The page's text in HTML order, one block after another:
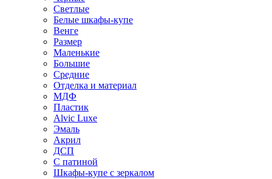
Светлые
Белые шкафы-купе
Венге
Размер
Маленькие
Большие
Средние
Отделка и материал
МДФ
Пластик
Alvic Luxe
Эмаль
Акрил
ДСП
С патиной
Шкафы-купе с зеркалом